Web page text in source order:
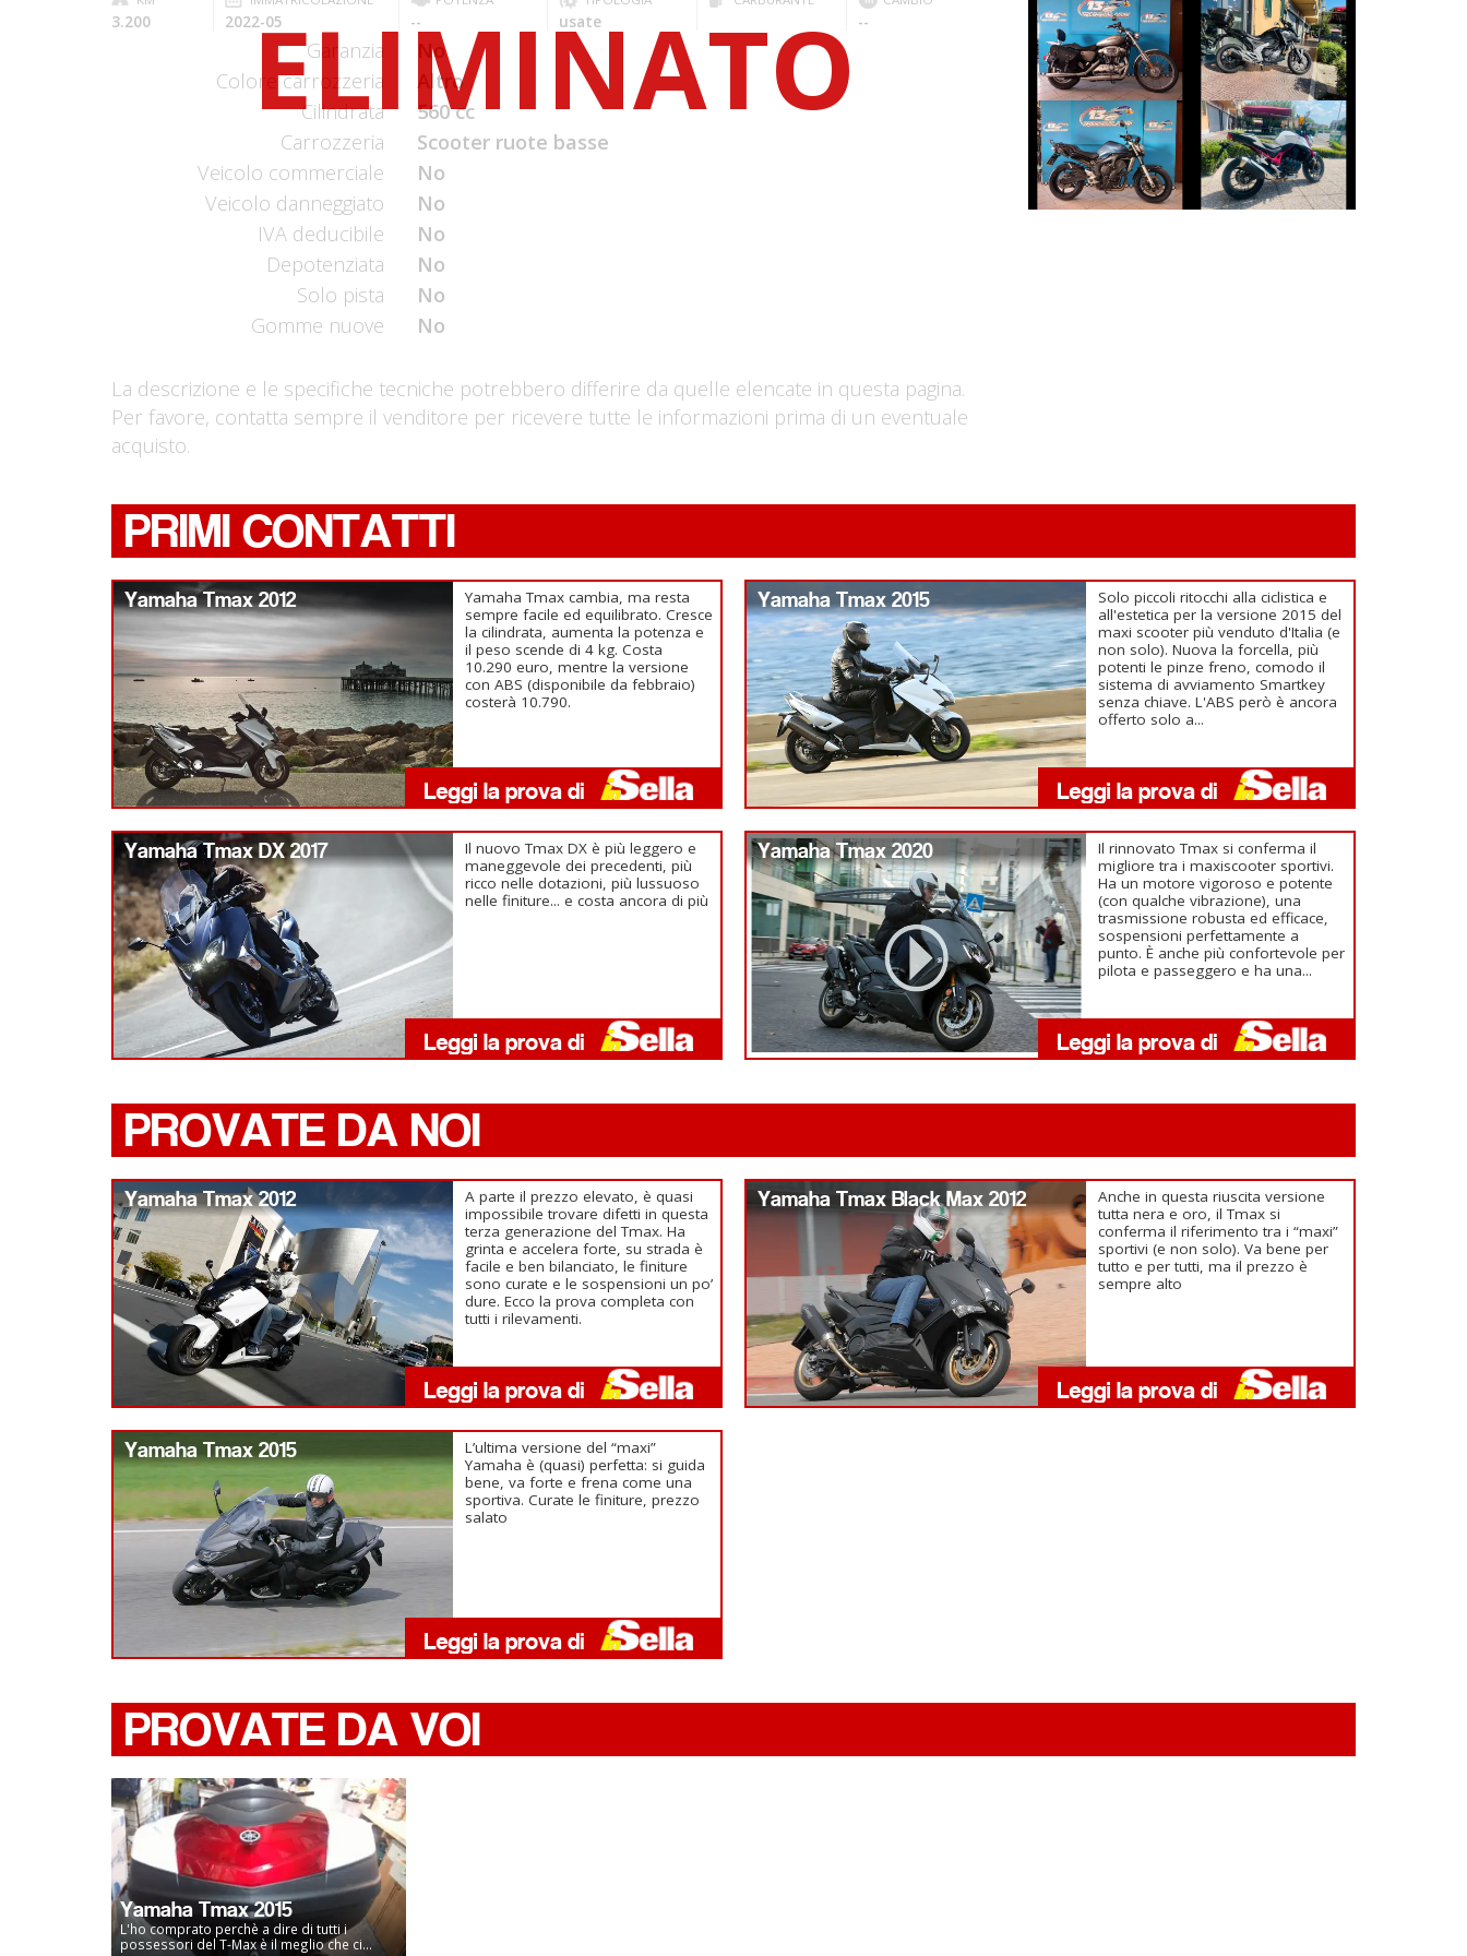
3.200 2022-05 -- usate --
Garanzia
No
Colore carrozzeria
Altro
Cilindrata
560 cc
Carrozzeria
Scooter ruote basse
Veicolo commerciale
No
Veicolo danneggiato
No
IVA deducibile
No
Depotenziata
No
Solo pista
No
Gomme nuove
No
La descrizione e le specifiche tecniche potrebbero differire da quelle elencate in questa pagina.
Per favore, contatta sempre il venditore per ricevere tutte le informazioni prima di un eventuale
acquisto.
HARLEY-
DAVIDSON
SPORTSTER
€ 7.990 €
HONDA NC-X
€ 6.490 €
YAMAHA FZ6
€ 3.290 €
HONDA HORNET
€ 5.990 €
PRIMI CONTATTI
Yamaha Tmax 2012
Yamaha Tmax cambia, ma resta
sempre facile ed equilibrato. Cresce
la cilindrata, aumenta la potenza e
il peso scende di 4 kg. Costa
10.290 euro, mentre la versione
con ABS (disponibile da febbraio)
costerà 10.790.
Yamaha Tmax 2015
Solo piccoli ritocchi alla ciclistica e
all'estetica per la versione 2015 del
maxi scooter più venduto d'Italia (e
non solo). Nuova la forcella, più
potenti le pinze freno, comodo il
sistema di avviamento Smartkey
senza chiave. L'ABS però è ancora
offerto solo a...
Yamaha Tmax DX 2017
Il nuovo Tmax DX è più leggero e
maneggevole dei precedenti, più
ricco nelle dotazioni, più lussuoso
nelle finiture... e costa ancora di più
Yamaha Tmax 2020
Il rinnovato Tmax si conferma il
migliore tra i maxiscooter sportivi.
Ha un motore vigoroso e potente
(con qualche vibrazione), una
trasmissione robusta ed efficace,
sospensioni perfettamente a
punto. È anche più confortevole per
pilota e passeggero e ha una...
PROVATE DA NOI
Yamaha Tmax 2012
A parte il prezzo elevato, è quasi
impossibile trovare difetti in questa
terza generazione del Tmax. Ha
grinta e accelera forte, su strada è
facile e ben bilanciato, le finiture
sono curate e le sospensioni un po’
dure. Ecco la prova completa con
tutti i rilevamenti.
Yamaha Tmax Black Max 2012
Anche in questa riuscita versione
tutta nera e oro, il Tmax si
conferma il riferimento tra i “maxi”
sportivi (e non solo). Va bene per
tutto e per tutti, ma il prezzo è
sempre alto
Yamaha Tmax 2015
L’ultima versione del “maxi”
Yamaha è (quasi) perfetta: si guida
bene, va forte e frena come una
sportiva. Curate le finiture, prezzo
salato
PROVATE DA VOI
Yamaha Tmax 2015
L'ho comprato perchè a dire di tutti i
possessori del T-Max è il meglio che ci...